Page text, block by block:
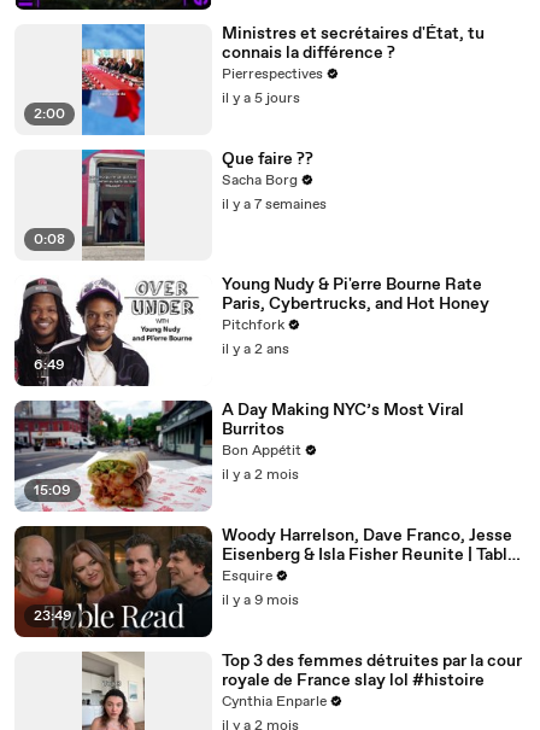
2:00
Ministres et secrétaires d'État, tu
connais la différence ?
Pierrespectives
il y a 5 jours
0:08
Que faire ??
Sacha Borg
il y a 7 semaines
6:49
Young Nudy & Pi'erre Bourne Rate
Paris, Cybertrucks, and Hot Honey
Pitchfork
il y a 2 ans
15:09
A Day Making NYC’s Most Viral
Burritos
Bon Appétit
il y a 2 mois
23:49
Woody Harrelson, Dave Franco, Jesse
Eisenberg & Isla Fisher Reunite | Table
Read | Esquire
Esquire
il y a 9 mois
Top 3 des femmes détruites par la cour
royale de France slay lol #histoire
Cynthia Enparle